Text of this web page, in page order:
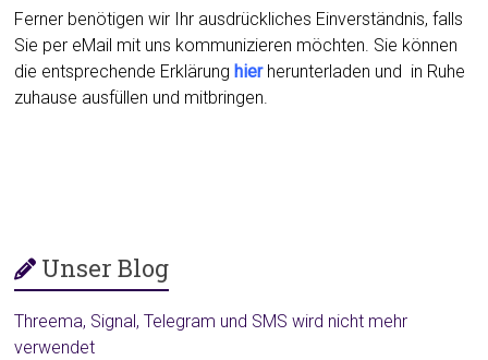
Ferner benötigen wir Ihr ausdrückliches Einverständnis, falls
Sie per eMail mit uns kommunizieren möchten. Sie können
die entsprechende Erklärung hierherunterladen und in Ruhe
zuhause ausfüllen und mitbringen.
Unser Blog
Threema, Signal, Telegram und SMS wird nicht mehr
verwendet